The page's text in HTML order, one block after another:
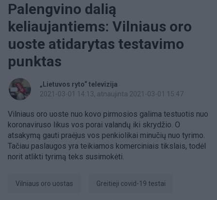
Palengvino dalią
keliaujantiems: Vilniaus oro
uoste atidarytas testavimo
punktas
„Lietuvos ryto“ televizija
2021-03-01 14:13, atnaujinta 2021-03-01 15:47
Vilniaus oro uoste nuo kovo pirmosios galima testuotis nuo
koronaviruso likus vos porai valandų iki skrydžio. O
atsakymą gauti praėjus vos penkiolikai minučių nuo tyrimo.
Tačiau paslaugos yra teikiamos komerciniais tikslais, todėl
norit atlikti tyrimą teks susimokėti.
Vilniaus oro uostas greitieji covid-19 testai